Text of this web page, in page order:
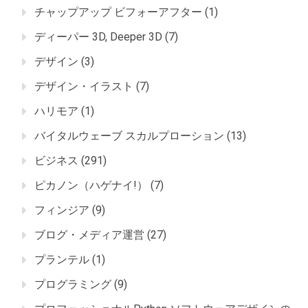
チャップアップ ビフォーアフター (1)
ディーパー 3D, Deeper 3D (7)
デザイン (3)
デザイン・イラスト (7)
ハリモア (1)
バイタルウェーブ スカルプローション (13)
ビジネス (291)
ピカノン（ハゲナイ!）
(7)
フィンジア (9)
ブログ・メディア運営 (27)
プランテル (1)
プログラミング (9)